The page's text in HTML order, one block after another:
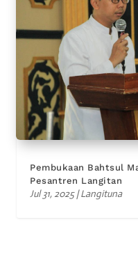
Pembukaan Bahtsul
Pesantren Langitan
Jul 31, 2025|Langituna